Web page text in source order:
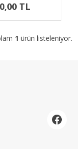
TL
1 ürün listeleniyor.